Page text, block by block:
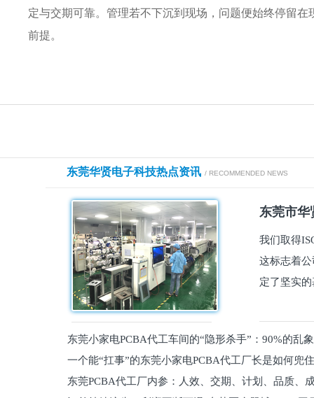
定与交期可靠。管理若不下沉到现场，问题便始终停留
前提。
东莞华贤电子科技热点资讯 / RECOMMENDED NEWS
东莞市华
我们取得
这标志着
定了坚实
东莞小家电PCBA代工车间的“隐形杀手”：90%的乱
员工一个能“扛事”的东莞小家电PCBA代工厂长是如何兜
东莞PCBA代工厂内参：人效、交期、计划、品质